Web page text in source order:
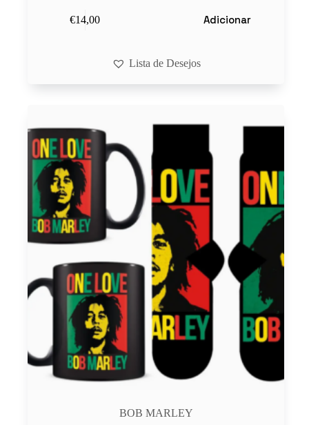
€14,00 Adicionar
Lista de Desejos
BOB MARLEY